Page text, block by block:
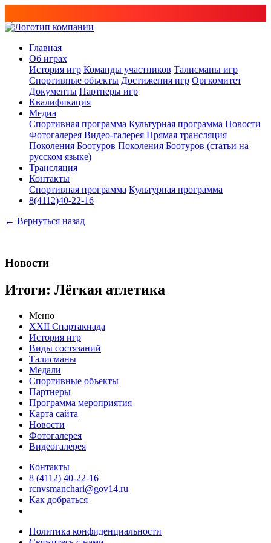
Главная
Об играх
История игр Команды участников Талисманы игр
Спортивные объекты Достижения игр Оргкомитет
Документы Партнеры игр
Квалификация
Медиа
Спортивная программа Культурная программа Новости
Фотогалерея Видео-галерея Прямая трансляция
Поколения Боотуров Поколения Боотуров (статьи на
русском языке)
Трансляция
Контакты
Спортивная программа Культурная программа
8(4112)40-22-16
← Вернуться назад
Новости
Итоги: Лёгкая атлетика
Меню
XXII Спартакиада
История игр
Виды состязаний
Талисманы
Медали
Спортивные объекты
Партнеры
Программа мероприятия
Карта сайта
Новости
Фотогалерея
Видеогалерея
Контакты
8 (4112) 40-22-16
rcnvsmanchari@gov14.ru
Как добраться
Политика конфиденциальности